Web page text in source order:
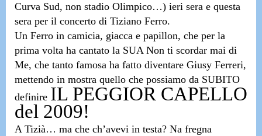
Curva Sud, non stadio Olimpico…) ieri sera e questa
sera per il concerto di Tiziano Ferro.
Un Ferro in camicia, giacca e papillon, che per la
prima volta ha cantato la SUA Non ti scordar mai di
Me, che tanto famosa ha fatto diventare Giusy Ferreri,
mettendo in mostra quello che possiamo da SUBITO
definire IL PEGGIOR CAPELLO
del 2009!
A Tizià… ma che ch’avevi in testa? Na fregna